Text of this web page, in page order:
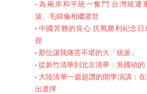
‧為兩岸和平統一奮鬥 台灣統運
波、毛鑄倫相繼逝世
‧ 中國苦難的良心 抗戰勝利紀念日
授
‧ 那位讓我痛苦不堪的大「統派」
‧ 從新竹清華到北京清華：吳國禎的
‧ 大陸清華一篇超讚的開學演講：
出選擇